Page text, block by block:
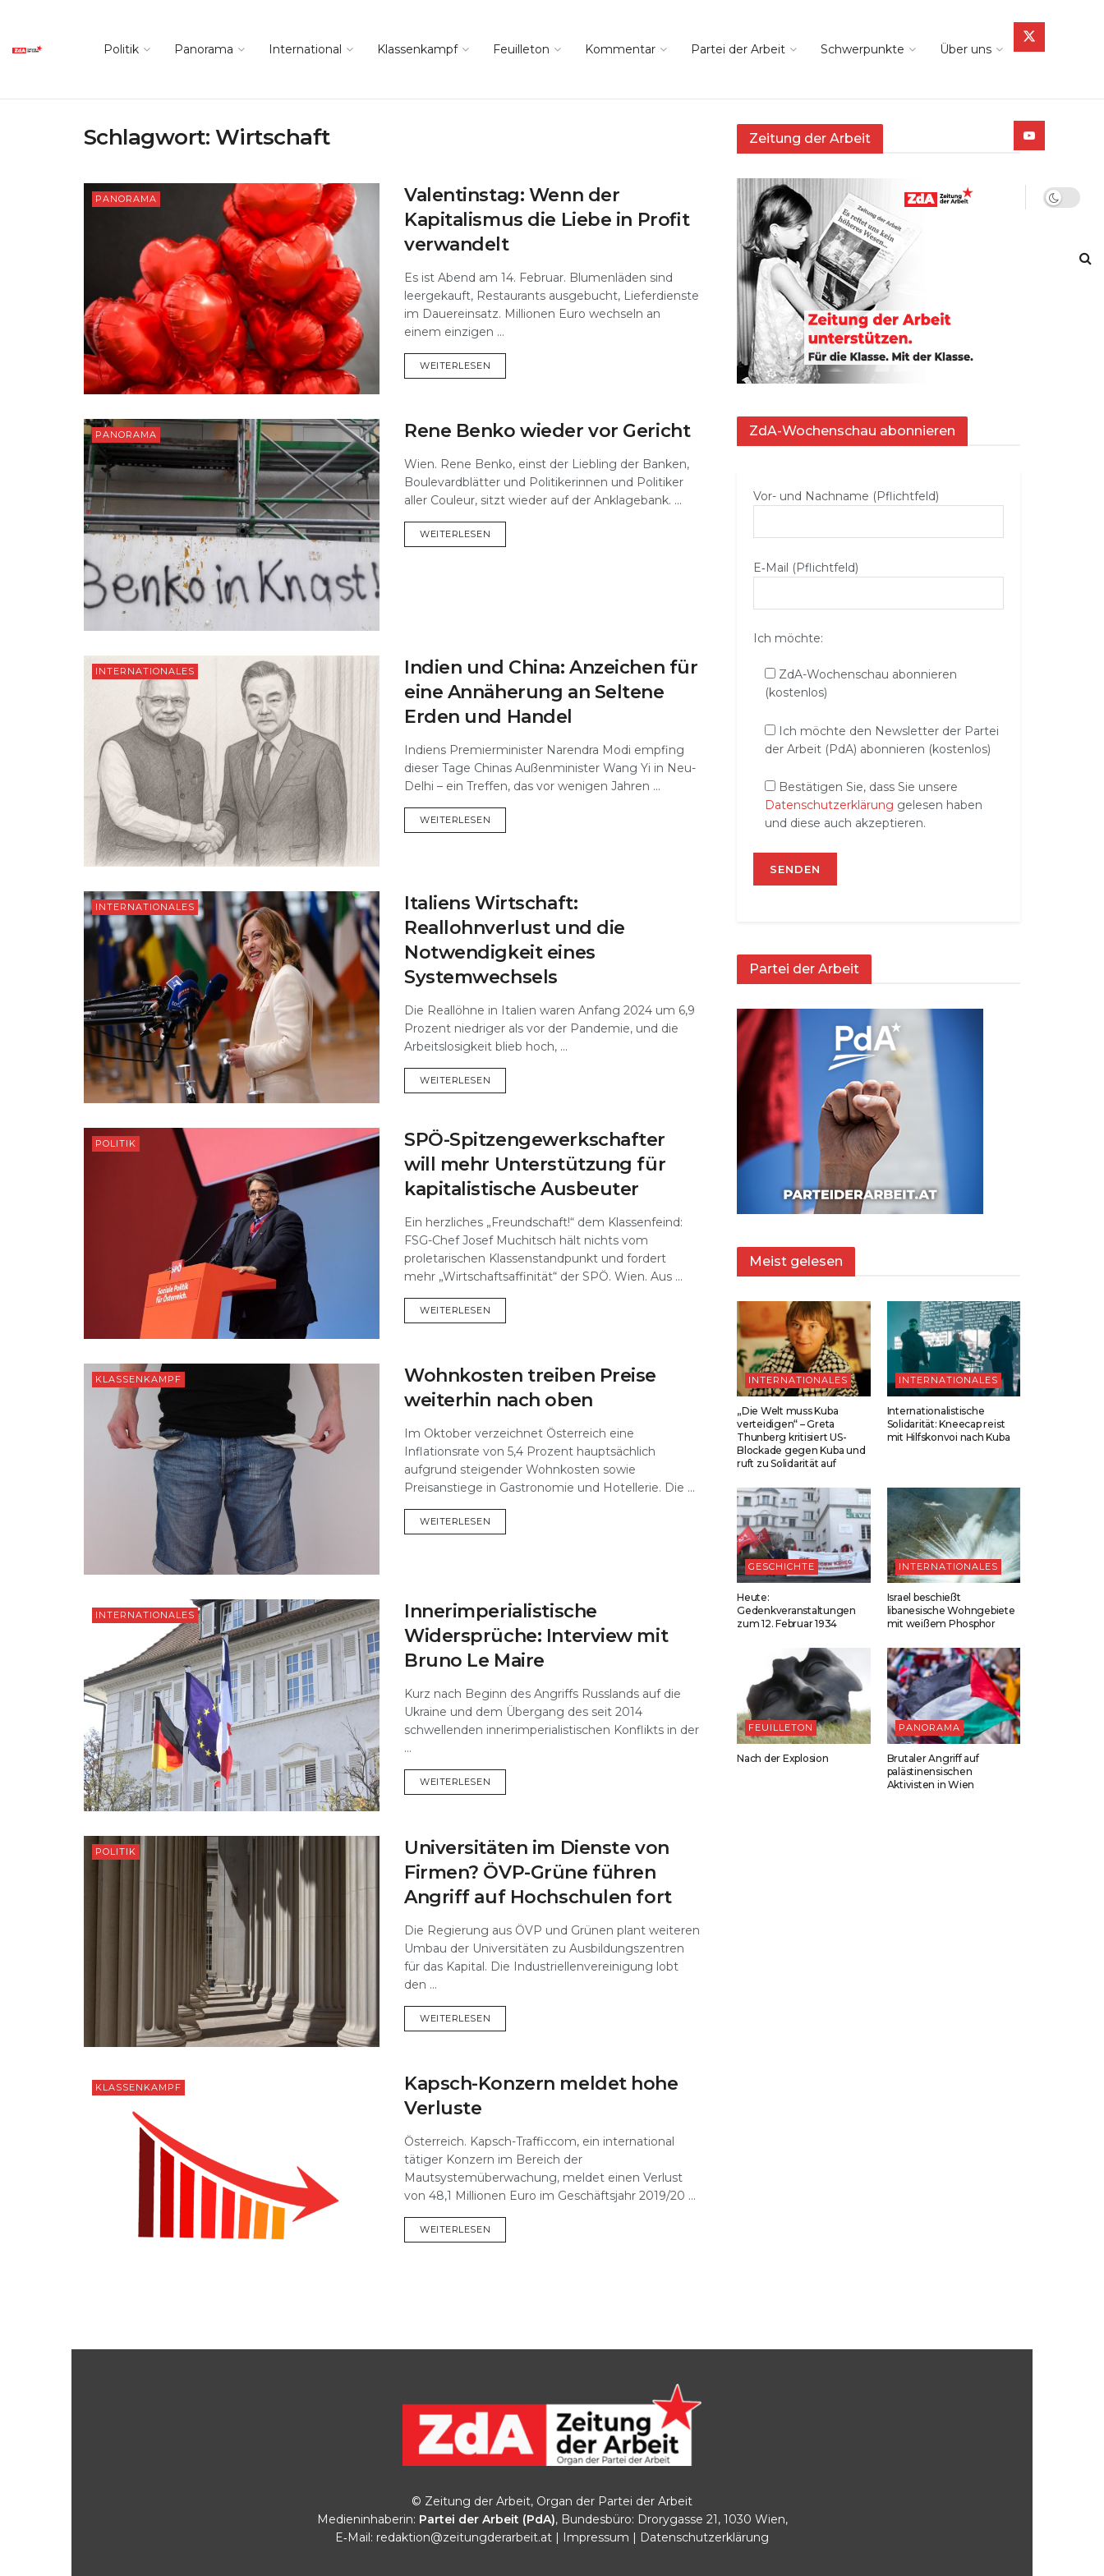
Politik Panorama International Klassenkampf Feuilleton Kommentar Partei der Arbeit Schwerpunkte Über uns
Schlagwort: Wirtschaft
PANORAMA
Valentinstag: Wenn der
Kapitalismus die Liebe in Profit
verwandelt
Es ist Abend am 14. Februar. Blumenläden sind
leergekauft, Restaurants ausgebucht, Lieferdienste
im Dauereinsatz. Millionen Euro wechseln an
einem einzigen ...
WEITERLESEN
PANORAMA Rene Benko wieder vor Gericht
Wien. Rene Benko, einst der Liebling der Banken,
Boulevardblätter und Politikerinnen und Politiker
aller Couleur, sitzt wieder auf der Anklagebank. ...
WEITERLESEN
INTERNATIONALES
Indien und China: Anzeichen für
eine Annäherung an Seltene
Erden und Handel
Indiens Premierminister Narendra Modi empfing
dieser Tage Chinas Außenminister Wang Yi in Neu-
Delhi – ein Treffen, das vor wenigen Jahren ...
WEITERLESEN
INTERNATIONALES
Italiens Wirtschaft:
Reallohnverlust und die
Notwendigkeit eines
Systemwechsels
Die Reallöhne in Italien waren Anfang 2024 um 6,9
Prozent niedriger als vor der Pandemie, und die
Arbeitslosigkeit blieb hoch, ...
WEITERLESEN
POLITIK
SPÖ-Spitzengewerkschafter
will mehr Unterstützung für
kapitalistische Ausbeuter
Ein herzliches „Freundschaft!“ dem Klassenfeind:
FSG-Chef Josef Muchitsch hält nichts vom
proletarischen Klassenstandpunkt und fordert
mehr „Wirtschaftsaffinität“ der SPÖ. Wien. Aus ...
WEITERLESEN
KLASSENKAMPF
Wohnkosten treiben Preise
weiterhin nach oben
Im Oktober verzeichnet Österreich eine
Inflationsrate von 5,4 Prozent hauptsächlich
aufgrund steigender Wohnkosten sowie
Preisanstiege in Gastronomie und Hotellerie. Die ...
WEITERLESEN
INTERNATIONALES
Innerimperialistische
Widersprüche: Interview mit
Bruno Le Maire
Kurz nach Beginn des Angriffs Russlands auf die
Ukraine und dem Übergang des seit 2014
schwellenden innerimperialistischen Konflikts in der
...
WEITERLESEN
POLITIK
Universitäten im Dienste von
Firmen? ÖVP-Grüne führen
Angriff auf Hochschulen fort
Die Regierung aus ÖVP und Grünen plant weiteren
Umbau der Universitäten zu Ausbildungszentren
für das Kapital. Die Industriellenvereinigung lobt
den ...
WEITERLESEN
KLASSENKAMPF
Kapsch-Konzern meldet hohe
Verluste
Österreich. Kapsch-Trafficcom, ein international
tätiger Konzern im Bereich der
Mautsystemüberwachung, meldet einen Verlust
von 48,1 Millionen Euro im Geschäftsjahr 2019/20 ...
WEITERLESEN
Zeitung der Arbeit
ZdA-Wochenschau abonnieren
Vor- und Nachname (Pflichtfeld)
E‑Mail (Pflichtfeld)
Ich möchte:
ZdA-Wochenschau abonnieren
(kostenlos)
Ich möchte den Newsletter der Partei
der Arbeit (PdA) abonnieren (kostenlos)
Bestätigen Sie, dass Sie unsere
Datenschutzerklärung gelesen haben
und diese auch akzeptieren.
Partei der Arbeit
Meist gelesen
INTERNATIONALES
„Die Welt muss Kuba
verteidigen“ – Greta
Thunberg kritisiert US-
Blockade gegen Kuba und
ruft zu Solidarität auf
INTERNATIONALES
Internationalistische
Solidarität: Kneecap reist
mit Hilfskonvoi nach Kuba
GESCHICHTE
Heute:
Gedenkveranstaltungen
zum 12. Februar 1934
INTERNATIONALES
Israel beschießt
libanesische Wohngebiete
mit weißem Phosphor
FEUILLETON
Nach der Explosion
PANORAMA
Brutaler Angriff auf
palästinensischen
Aktivisten in Wien
© Zeitung der Arbeit, Organ der Partei der Arbeit
Medieninhaberin: Partei der Arbeit (PdA), Bundesbüro: Drorygasse 21, 1030 Wien,
E‑Mail: redaktion@zeitungderarbeit.at Impressum Datenschutzerklärung